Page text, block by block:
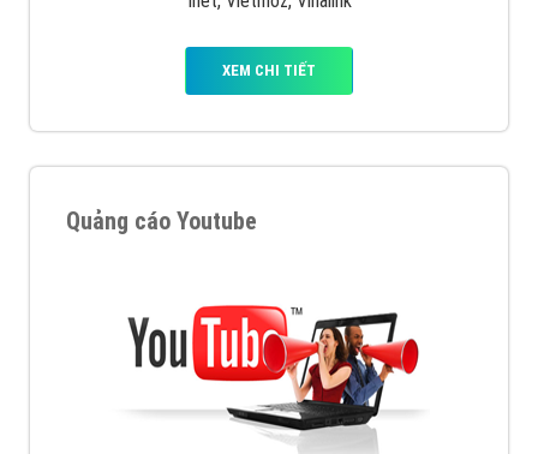
XEM CHI TIẾT
Quảng cáo Youtube